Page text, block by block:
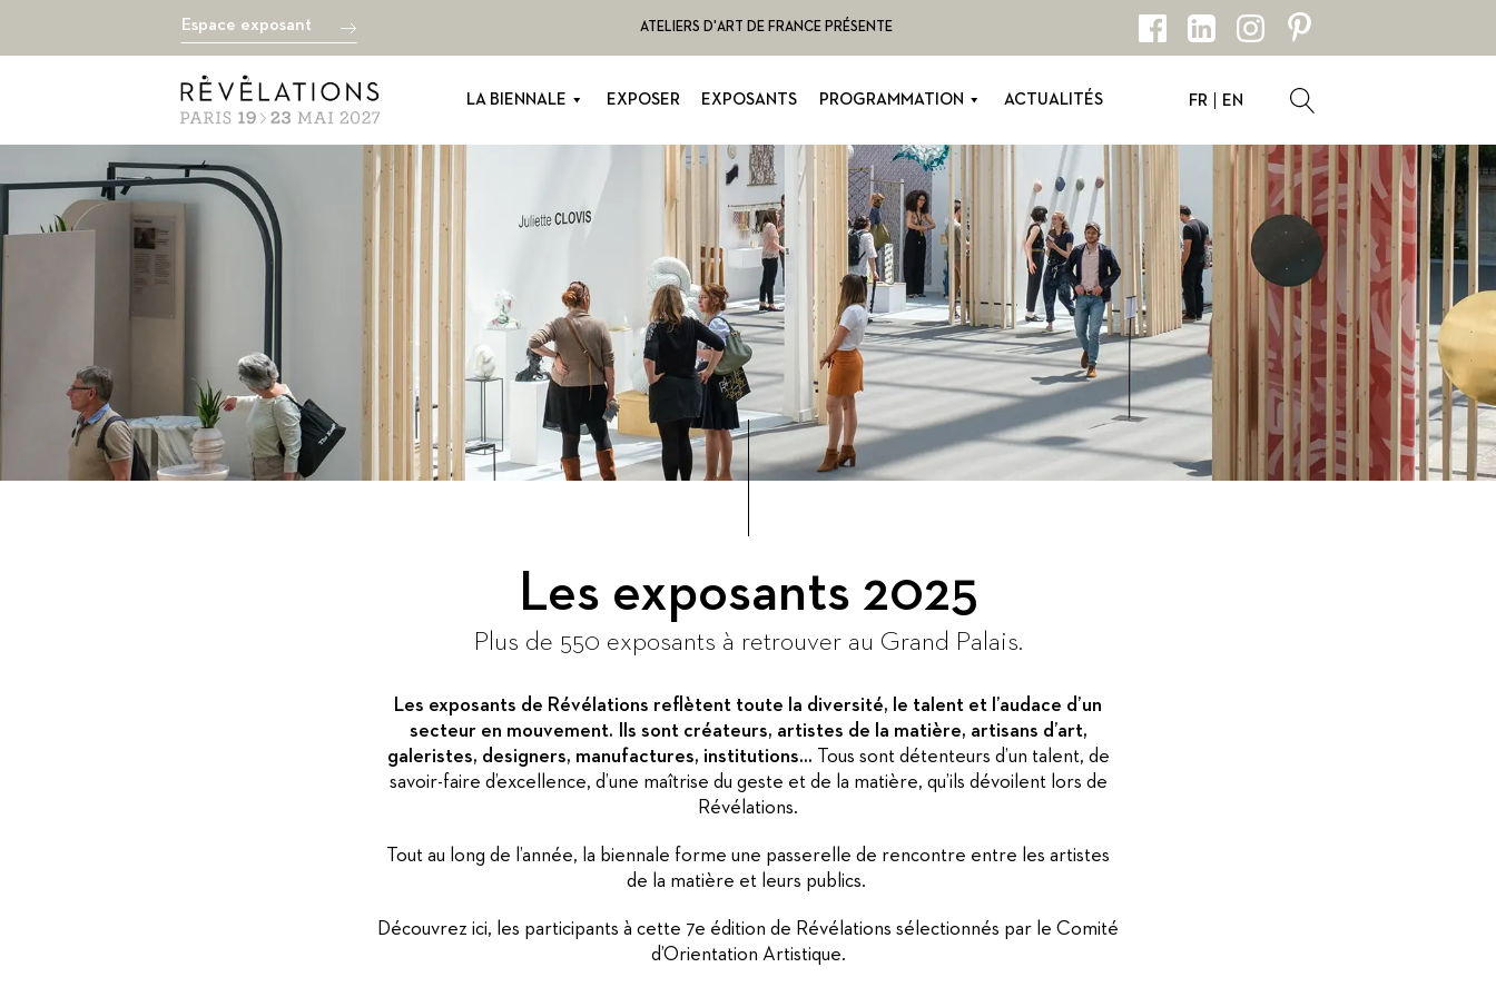
Espace exposant ATELIERS D'ART DE FRANCE PRÉSENTE
LA BIENNALE EXPOSER EXPOSANTS PROGRAMMATION ACTUALITÉS FR EN
Les exposants 2025
Plus de 550 exposants à retrouver au Grand Palais.
Les exposants de Révélations reflètent toute la diversité, le talent et l’audace d’un
secteur en mouvement. Ils sont créateurs, artistes de la matière, artisans d’art,
galeristes, designers, manufactures, institutions... Tous sont détenteurs d’un talent, de
savoir-faire d’excellence, d’une maîtrise du geste et de la matière, qu’ils dévoilent lors de
Révélations.
Tout au long de l’année, la biennale forme une passerelle de rencontre entre les artistes
de la matière et leurs publics.
Découvrez ici, les participants à cette 7e édition de Révélations sélectionnés par le Comité
d’Orientation Artistique.